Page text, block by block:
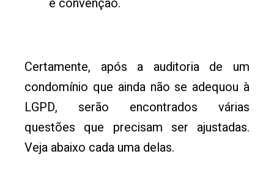
Certamente, após a auditoria de um
condomínio que ainda não se adequou à
LGPD, serão encontrados várias
questões que precisam ser ajustadas.
Veja abaixo cada uma delas.